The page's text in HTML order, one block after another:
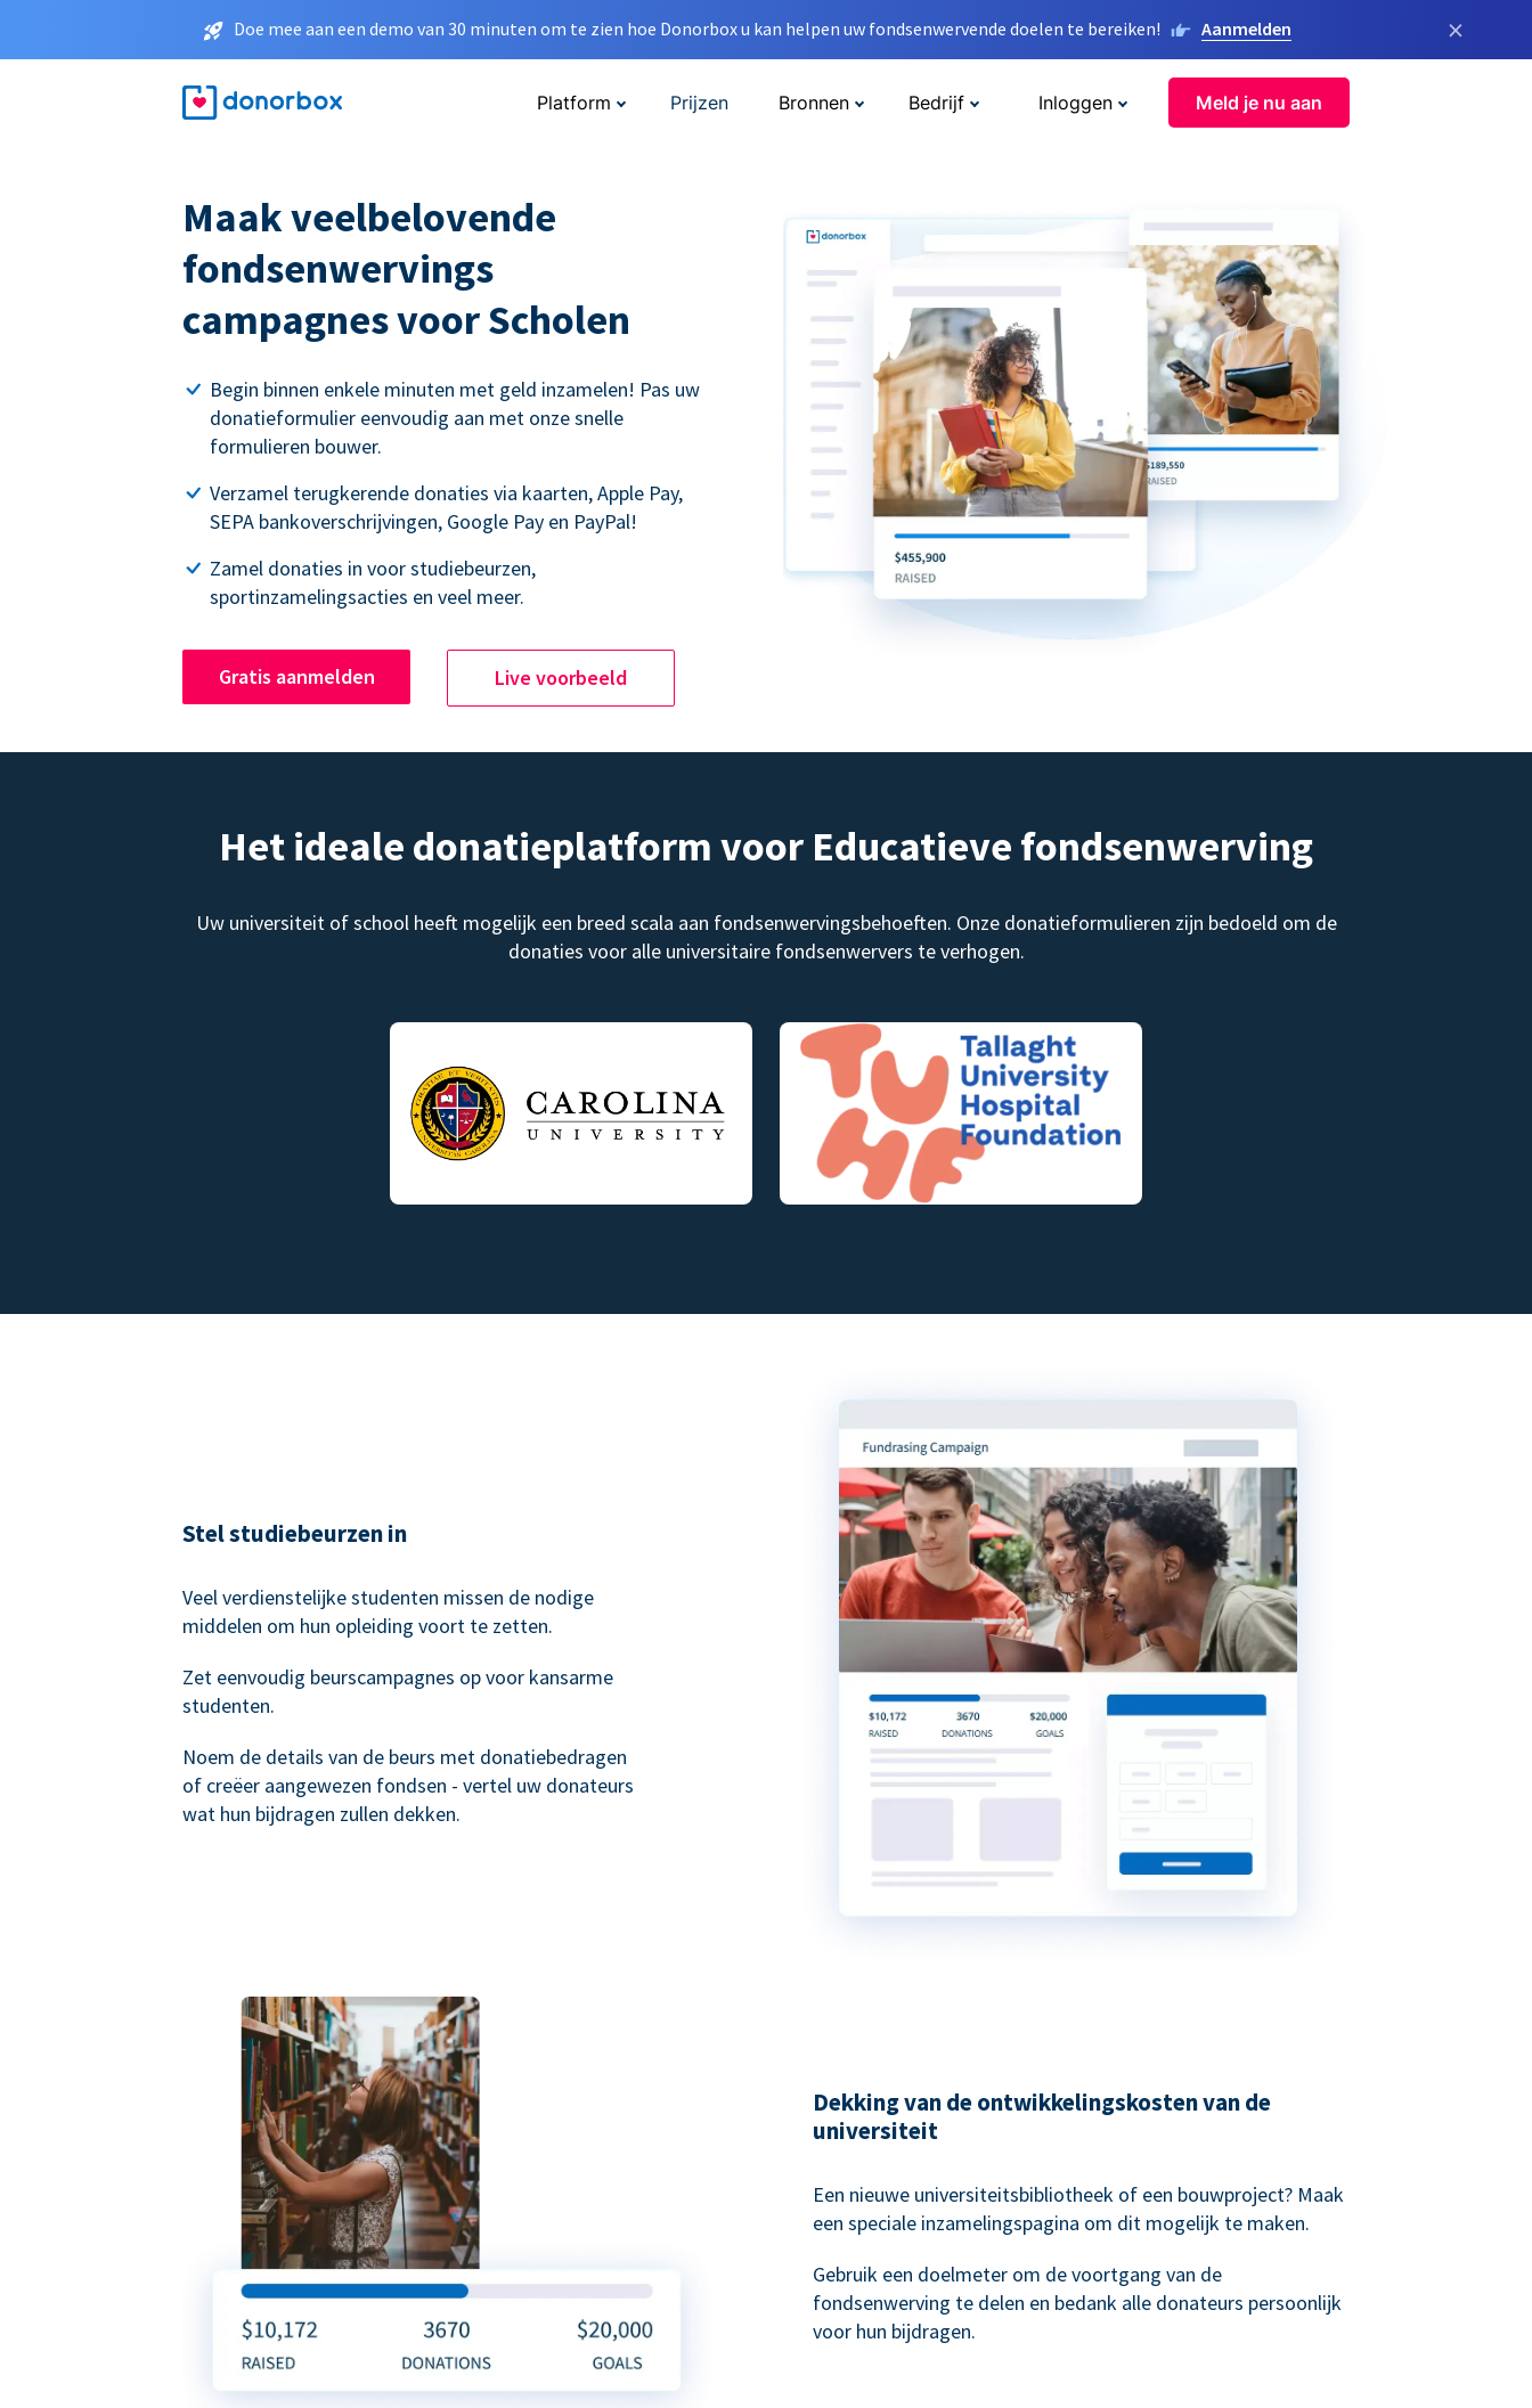
Doe mee aan een demo van 30 minuten om te zien hoe Donorbox u kan helpen uw fondsenwervende doelen te bereiken! Aanmelden ×
Platform Prijzen Bronnen Bedrijf Inloggen Meld je nu aan
Maak veelbelovende
fondsenwervings
campagnes voor Scholen
Begin binnen enkele minuten met geld inzamelen! Pas uw
donatieformulier eenvoudig aan met onze snelle
formulieren bouwer.
Verzamel terugkerende donaties via kaarten, Apple Pay,
SEPA bankoverschrijvingen, Google Pay en PayPal!
Zamel donaties in voor studiebeurzen,
sportinzamelingsacties en veel meer.
Gratis aanmelden Live voorbeeld
Het ideale donatieplatform voor Educatieve fondsenwerving
Uw universiteit of school heeft mogelijk een breed scala aan fondsenwervingsbehoeften. Onze donatieformulieren zijn bedoeld om de
donaties voor alle universitaire fondsenwervers te verhogen.
Stel studiebeurzen in
Veel verdienstelijke studenten missen de nodige
middelen om hun opleiding voort te zetten.
Zet eenvoudig beurscampagnes op voor kansarme
studenten.
Noem de details van de beurs met donatiebedragen
of creëer aangewezen fondsen - vertel uw donateurs
wat hun bijdragen zullen dekken.
Dekking van de ontwikkelingskosten van de
universiteit
Een nieuwe universiteitsbibliotheek of een bouwproject? Maak
een speciale inzamelingspagina om dit mogelijk te maken.
Gebruik een doelmeter om de voortgang van de
fondsenwerving te delen en bedank alle donateurs persoonlijk
voor hun bijdragen.